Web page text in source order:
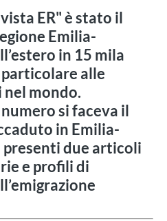
ER" è stato il
Emilia-
in 15 mila
alle
mondo.
si faceva il
in Emilia-
presenti due articoli
e profili di